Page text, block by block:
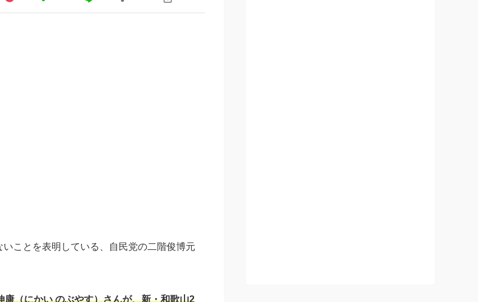
ことを表明している、自民党の二階俊博元
康（にかい のぶやす）さんが、新・和歌山2